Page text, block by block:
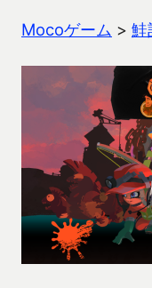
Mocoゲーム > 鮭